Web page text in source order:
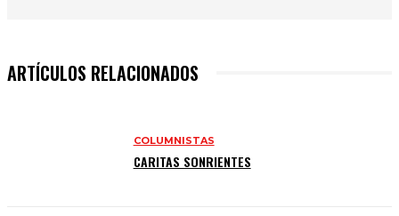
ARTÍCULOS RELACIONADOS
COLUMNISTAS
CARITAS SONRIENTES